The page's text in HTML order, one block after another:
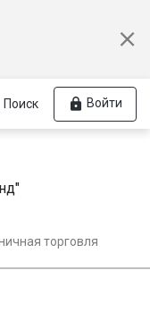
Поиск Войти
торговля